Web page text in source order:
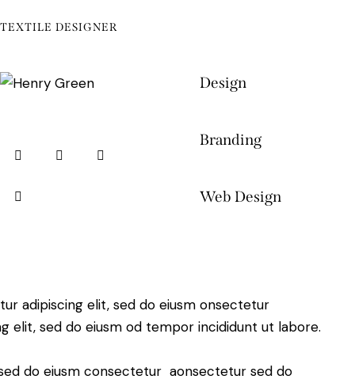
TEXTILE DESIGNER
Design
80%
Branding
90%
Web Design
88%
adipiscing elit, sed do eiusm onsectetur
elit, sed do eiusm od tempor incididunt ut labore.
do eiusm consectetur aonsectetur sed do